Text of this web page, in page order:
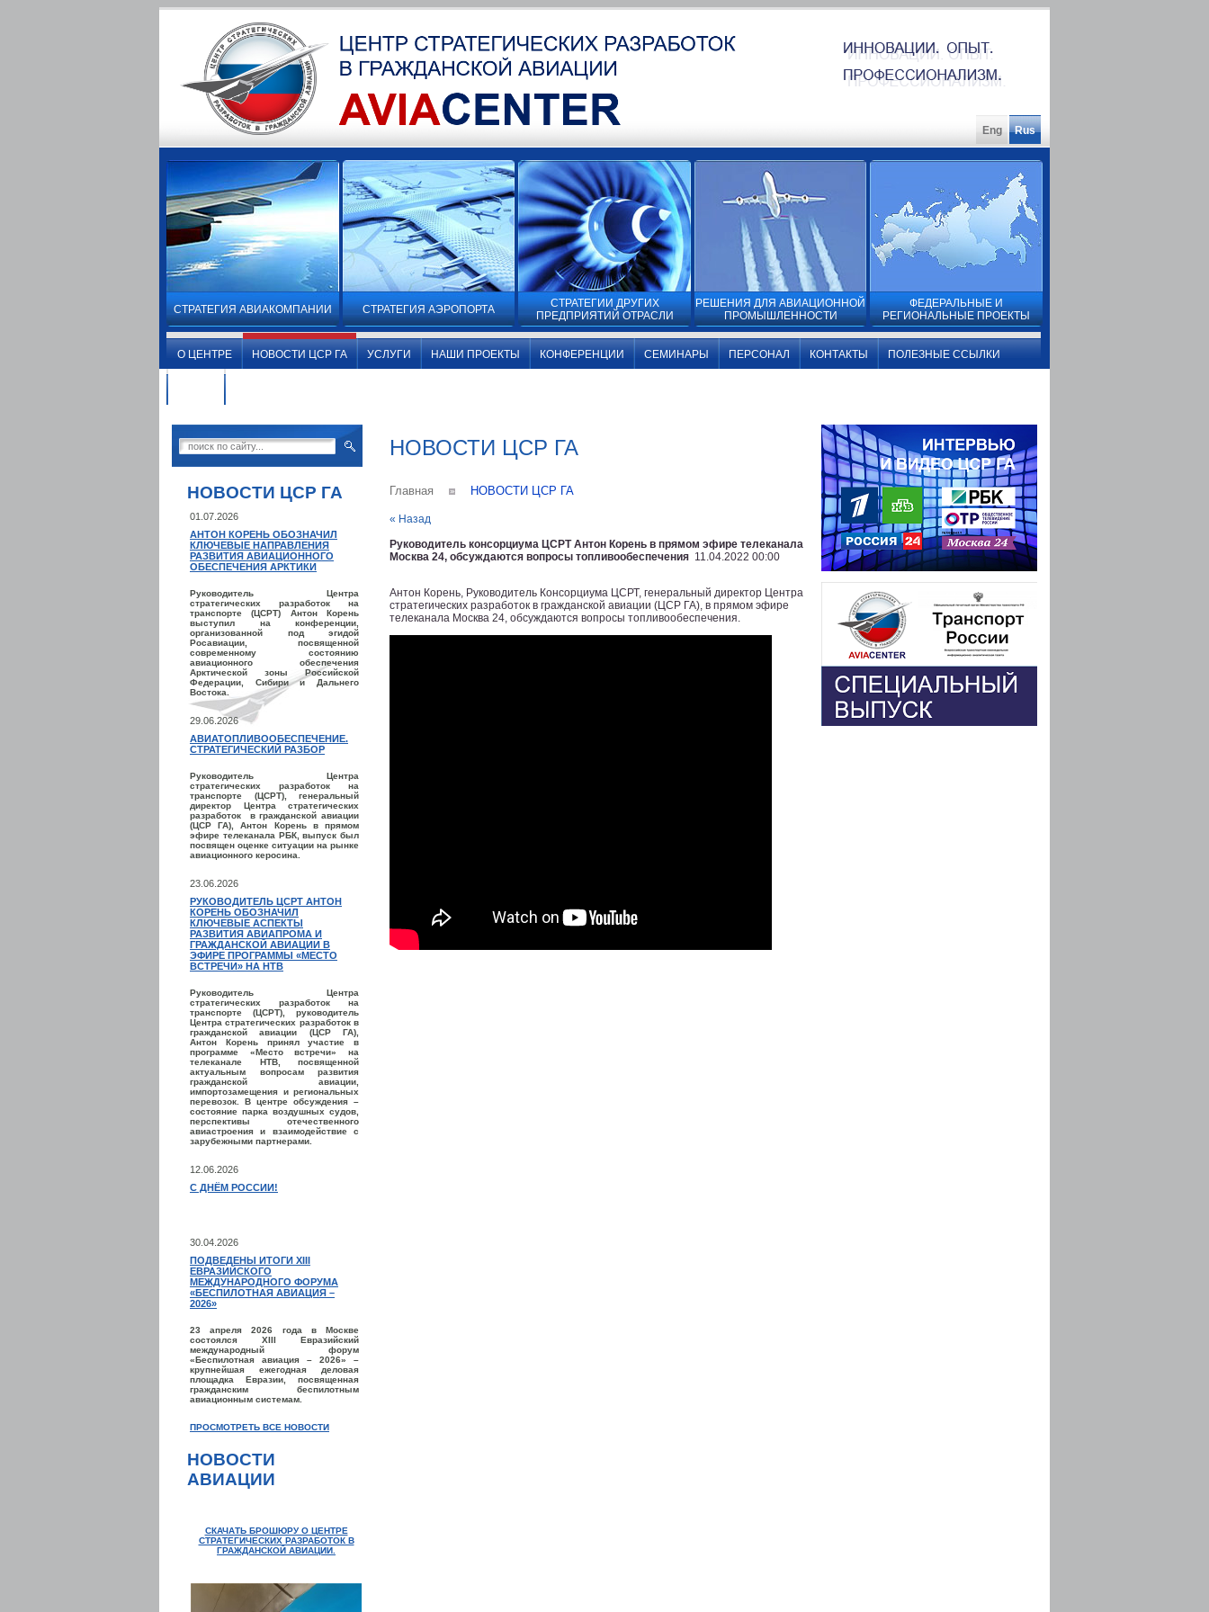
Eng Rus
СТРАТЕГИЯ АВИАКОМПАНИИ СТРАТЕГИЯ АЭРОПОРТА
СТРАТЕГИИ ДРУГИХ
ПРЕДПРИЯТИЙ ОТРАСЛИ
РЕШЕНИЯ ДЛЯ АВИАЦИОННОЙ
ПРОМЫШЛЕННОСТИ
ФЕДЕРАЛЬНЫЕ И
РЕГИОНАЛЬНЫЕ ПРОЕКТЫ
О ЦЕНТРЕ НОВОСТИ ЦСР ГА УСЛУГИ НАШИ ПРОЕКТЫ КОНФЕРЕНЦИИ СЕМИНАРЫ ПЕРСОНАЛ КОНТАКТЫ ПОЛЕЗНЫЕ ССЫЛКИ
НОВОСТИ ЦСР ГА
01.07.2026
АНТОН КОРЕНЬ ОБОЗНАЧИЛ
КЛЮЧЕВЫЕ НАПРАВЛЕНИЯ
РАЗВИТИЯ АВИАЦИОННОГО
ОБЕСПЕЧЕНИЯ АРКТИКИ
Руководитель Центра
стратегических разработок на
транспорте (ЦСРТ) Антон Корень
выступил на конференции,
организованной под эгидой
Росавиации, посвященной
современному состоянию
авиационного обеспечения
Арктической зоны Российской
Федерации, Сибири и Дальнего
Востока.
29.06.2026
АВИАТОПЛИВООБЕСПЕЧЕНИЕ.
СТРАТЕГИЧЕСКИЙ РАЗБОР
Руководитель Центра
стратегических разработок на
транспорте (ЦСРТ), генеральный
директор Центра стратегических
разработок в гражданской авиации
(ЦСР ГА), Антон Корень в прямом
эфире телеканала РБК, выпуск был
посвящен оценке ситуации на рынке
авиационного керосина.
23.06.2026
РУКОВОДИТЕЛЬ ЦСРТ АНТОН
КОРЕНЬ ОБОЗНАЧИЛ
КЛЮЧЕВЫЕ АСПЕКТЫ
РАЗВИТИЯ АВИАПРОМА И
ГРАЖДАНСКОЙ АВИАЦИИ В
ЭФИРЕ ПРОГРАММЫ «МЕСТО
ВСТРЕЧИ» НА НТВ
Руководитель Центра
стратегических разработок на
транспорте (ЦСРТ), руководитель
Центра стратегических разработок в
гражданской авиации (ЦСР ГА),
Антон Корень принял участие в
программе «Место встречи» на
телеканале НТВ, посвященной
актуальным вопросам развития
гражданской авиации,
импортозамещения и региональных
перевозок. В центре обсуждения –
состояние парка воздушных судов,
перспективы отечественного
авиастроения и взаимодействие с
зарубежными партнерами.
12.06.2026
С ДНЁМ РОССИИ!
30.04.2026
ПОДВЕДЕНЫ ИТОГИ XIII
ЕВРАЗИЙСКОГО
МЕЖДУНАРОДНОГО ФОРУМА
«БЕСПИЛОТНАЯ АВИАЦИЯ –
2026»
23 апреля 2026 года в Москве
состоялся XIII Евразийский
международный форум
«Беспилотная авиация – 2026» –
крупнейшая ежегодная деловая
площадка Евразии, посвященная
гражданским беспилотным
авиационным системам.
ПРОСМОТРЕТЬ ВСЕ НОВОСТИ
НОВОСТИ
АВИАЦИИ
СКАЧАТЬ БРОШЮРУ О ЦЕНТРЕ
СТРАТЕГИЧЕСКИХ РАЗРАБОТОК В
ГРАЖДАНСКОЙ АВИАЦИИ.
НОВОСТИ ЦСР ГА
Главная НОВОСТИ ЦСР ГА
« Назад
Руководитель консорциума ЦСРТ Антон Корень в прямом эфире телеканала
Москва 24, обсуждаются вопросы топливообеспечения 11.04.2022 00:00
Антон Корень, Руководитель Консорциума ЦСРТ, генеральный директор Центра
стратегических разработок в гражданской авиации (ЦСР ГА), в прямом эфире
телеканала Москва 24, обсуждаются вопросы топливообеспечения.